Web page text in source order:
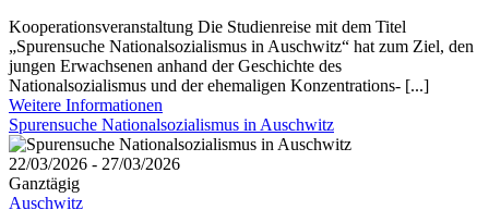
Kooperationsveranstaltung Die Studienreise mit dem Titel
„Spurensuche Nationalsozialismus in Auschwitz“ hat zum Ziel, den
jungen Erwachsenen anhand der Geschichte des
Nationalsozialismus und der ehemaligen Konzentrations- [...]
Weitere Informationen
Spurensuche Nationalsozialismus in Auschwitz
22/03/2026 - 27/03/2026
Ganztägig
Auschwitz